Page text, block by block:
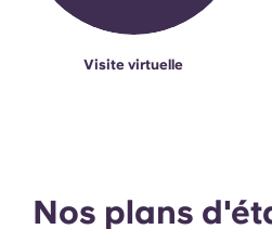
Visite virtuelle
Nos plans